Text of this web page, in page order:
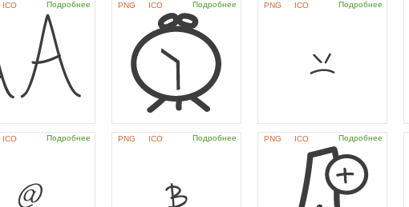
ICO Подробнее PNG ICO Подробнее PNG ICO Подробнее
ICO Подробнее PNG ICO Подробнее PNG ICO Подробнее